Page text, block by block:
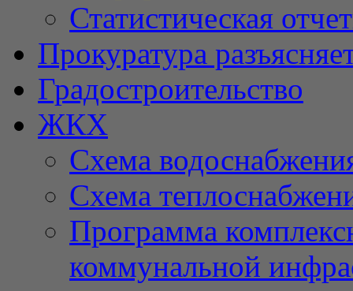
Статистическая
Прокуратура
Градостроительство
ЖКХ
Схема
Схема
Программа
коммунальной